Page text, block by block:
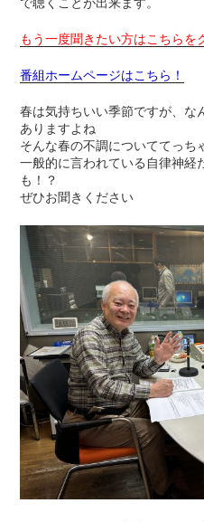
で聴くことが出来ます。
もう一度聞きたい方はこちらを
番組ホームページはこちら！
春は気持ちいい季節ですが、
ありますよね
そんな春の不調についててっち
一般的に言われている自律神経
も！？
ぜひお聞きください